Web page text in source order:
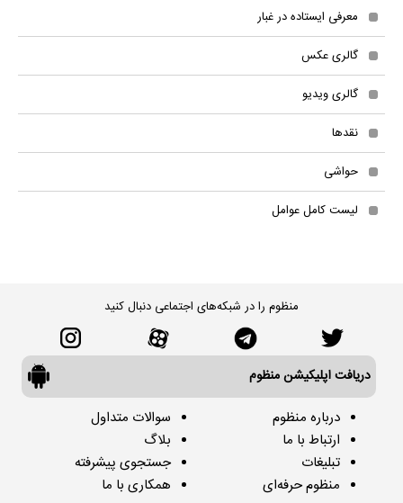
معرفی ایستاده در‌ غبار
گالری عکس
گالری ویدیو
نقدها
حواشی
لیست کامل عوامل
منظوم را در شبکه‌های اجتماعی دنبال کنید
دریافت اپلیکیشن منظوم
درباره منظوم
ارتباط با ما
تبلیغات
منظوم حرفه‌ای
سوالات متداول
بلاگ
جستجوی پیشرفته
همکاری با ما